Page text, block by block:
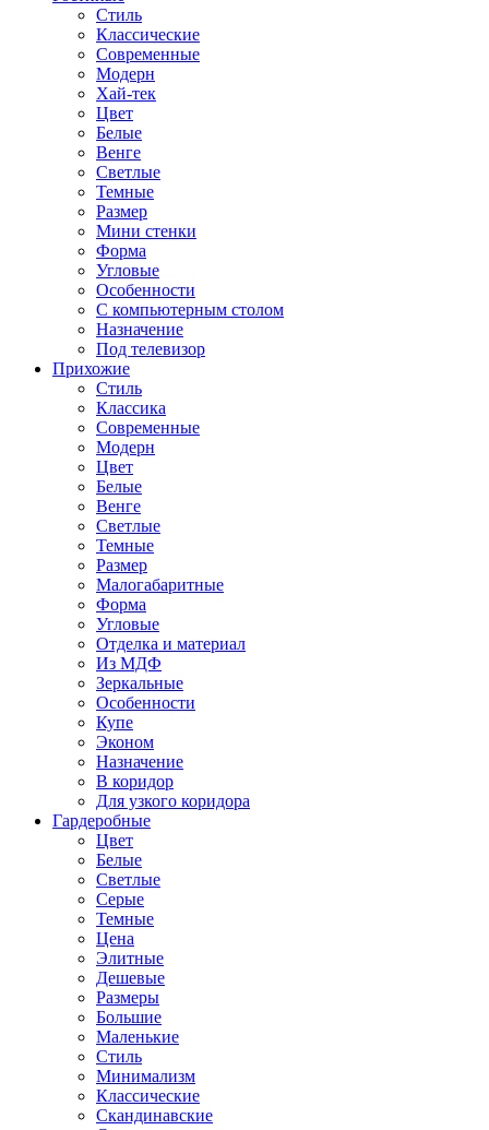
Стиль
Классические
Современные
Модерн
Хай-тек
Цвет
Белые
Венге
Светлые
Темные
Размер
Мини стенки
Форма
Угловые
Особенности
С компьютерным столом
Назначение
Под телевизор
Прихожие
Стиль
Классика
Современные
Модерн
Цвет
Белые
Венге
Светлые
Темные
Размер
Малогабаритные
Форма
Угловые
Отделка и материал
Из МДФ
Зеркальные
Особенности
Купе
Эконом
Назначение
В коридор
Для узкого коридора
Гардеробные
Цвет
Белые
Светлые
Серые
Темные
Цена
Элитные
Дешевые
Размеры
Большие
Маленькие
Стиль
Минимализм
Классические
Скандинавские